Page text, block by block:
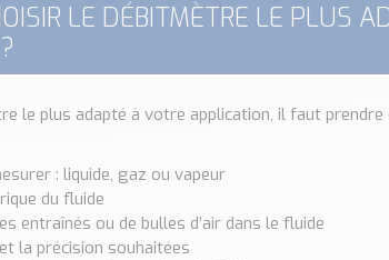
LE DÉBITMÈTRE LE PLUS
le plus adapté à votre application, il faut
: liquide, gaz ou vapeur
du fluide
entraînés ou de bulles d’air dans le fluide
la précision souhaitées